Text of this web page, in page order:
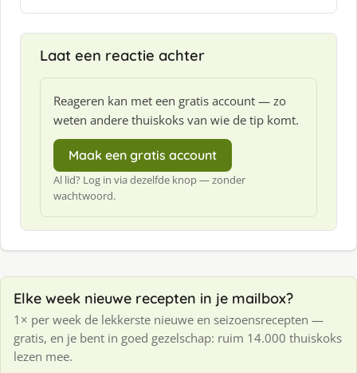
:
Laat een reactie achter
Reageren kan met een gratis account — zo
weten andere thuiskoks van wie de tip komt.
Maak een gratis account
Al lid? Log in via dezelfde knop — zonder
wachtwoord.
Elke week nieuwe recepten in je mailbox?
1× per week de lekkerste nieuwe en seizoensrecepten —
gratis, en je bent in goed gezelschap: ruim 14.000 thuiskoks
lezen mee.